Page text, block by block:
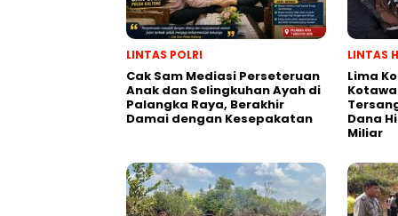
LINTAS POLRI
Cak Sam Mediasi Perseteruan
Anak dan Selingkuhan Ayah di
Palangka Raya, Berakhir
Damai dengan Kesepakatan
LINTAS
Lima
Dana
Miliar